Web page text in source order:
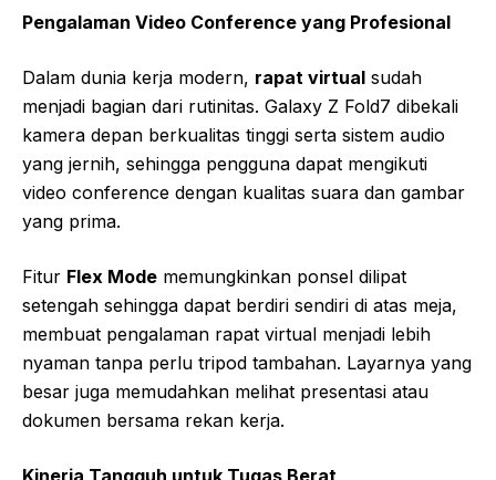
Pengalaman Video Conference yang Profesional
Dalam dunia kerja modern, rapat virtual sudah
menjadi bagian dari rutinitas. Galaxy Z Fold7 dibekali
kamera depan berkualitas tinggi serta sistem audio
yang jernih, sehingga pengguna dapat mengikuti
video conference dengan kualitas suara dan gambar
yang prima.
Fitur Flex Mode memungkinkan ponsel dilipat
setengah sehingga dapat berdiri sendiri di atas meja,
membuat pengalaman rapat virtual menjadi lebih
nyaman tanpa perlu tripod tambahan. Layarnya yang
besar juga memudahkan melihat presentasi atau
dokumen bersama rekan kerja.
Kinerja Tangguh untuk Tugas Berat